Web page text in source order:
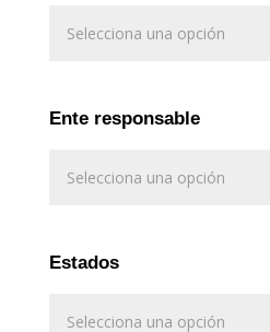
Ente responsable
Estados